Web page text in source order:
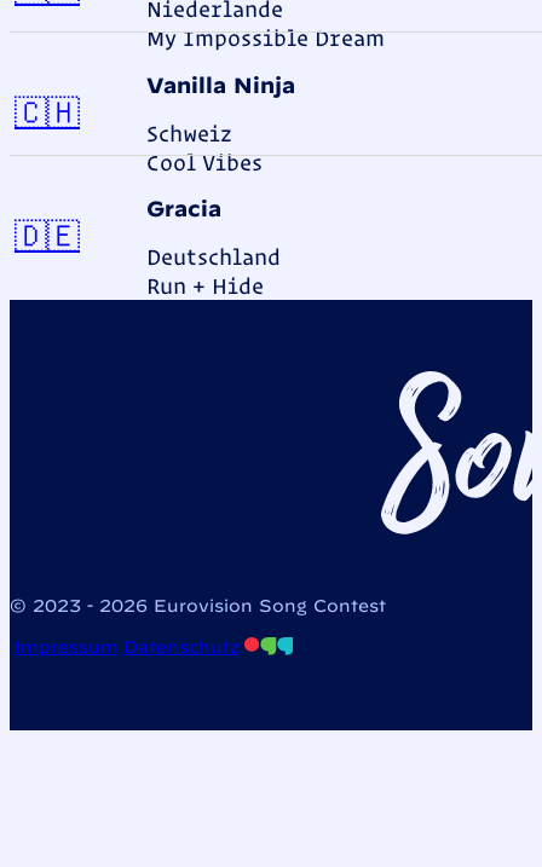
Niederlande
My Impossible Dream
Vanilla Ninja
Schweiz
Cool Vibes
🇨🇭Schweiz
Gracia
Deutschland
Run + Hide
🇩🇪Deutschland
© 2023 - 2026 Eurovision Song Contest
Impressum Datenschutz